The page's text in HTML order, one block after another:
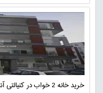
خرید خانه 2 خواب در کنیالتی آنتالیا